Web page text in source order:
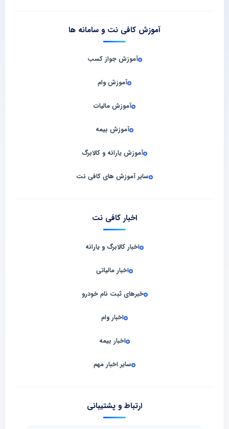
آموزش کافی نت و سامانه‌ ها
آموزش جواز کسب
آموزش وام
آموزش مالیات
آموزش بیمه
آموزش یارانه و کالابرگ
سایر آموزش های کافی نت
اخبار کافی نت
اخبار کالابرگ و یارانه
اخبار مالیاتی
خبرهای ثبت نام خودرو
اخبار وام
اخبار بیمه
سایر اخبار مهم
ارتباط و پشتیبانی